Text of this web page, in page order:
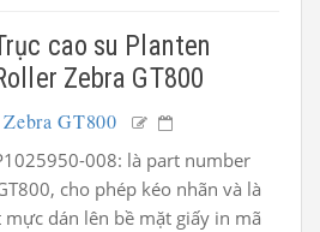
cao su Planten
Zebra GT800
Zebra GT800
008: là part number
cho phép kéo nhãn và là
dán lên bề mặt giấy in mã